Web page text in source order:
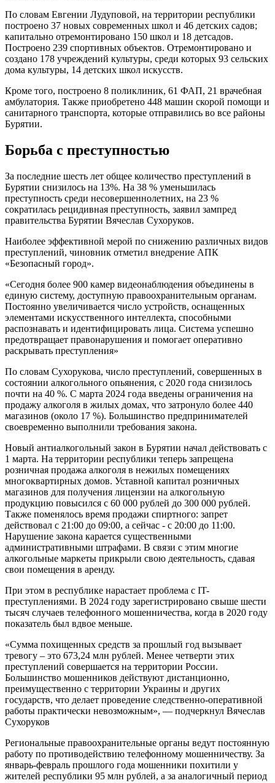
По словам Евгении Лудуповой, на территории республики
построено 37 новых современных школ и 46 детских садов;
капитально отремонтировано 150 школ и 18 детсадов.
Построено 239 спортивных объектов. Отремонтировано и
создано 178 учреждений культуры, среди которых 93 сельских
дома культуры, 14 детских школ искусств.
Кроме того, построено 8 поликлиник, 61 ФАП, 21 врачебная
амбулатория. Также приобретено 448 машин скорой помощи и
санитарного транспорта, которые отправились во все районы
Бурятии.
Борьба с преступностью
За последние шесть лет общее количество преступлений в
Бурятии снизилось на 13%. На 38 % уменьшилась
преступность среди несовершеннолетних, на 23 %
сократилась рецидивная преступность, заявил зампред
правительства Бурятии Вячеслав Сухоруков.
Наиболее эффективной мерой по снижению различных видов
преступлений, чиновник отметил внедрение АПК
«Безопасный город».
«Сегодня более 900 камер видеонаблюдения объединены в
единую систему, доступную правоохранительным органам.
Постоянно увеличивается число устройств, оснащенных
элементами искусственного интеллекта, способными
распознавать и идентифицировать лица. Система успешно
предотвращает правонарушения и помогает оперативно
раскрывать преступления»
По словам Сухорукова, число преступлений, совершенных в
состоянии алкогольного опьянения, с 2020 года снизилось
почти на 40 %. С марта 2024 года введены ограничения на
продажу алкоголя в жилых домах, что затронуло более 440
магазинов (около 17 %). Большинство предпринимателей
своевременно выполнили требования закона.
Новый антиалкогольный закон в Бурятии начал действовать с
1 марта. На территории республики теперь запрещена
розничная продажа алкоголя в нежилых помещениях
многоквартирных домов. Уставной капитал розничных
магазинов для получения лицензии на алкогольную
продукцию повысился с 60 000 рублей до 300 000 рублей.
Также поменялось время продажи спиртного: запрет
действовал с 21:00 до 09:00, а сейчас - с 20:00 до 11:00.
Нарушение закона карается существенными
административными штрафами. В связи с этим многие
алкогольные маркеты прикрыли свою деятельность, сдавая
свои помещения в аренду.
При этом в республике нарастает проблема с IT-
преступлениями. В 2024 году зарегистрировано свыше шести
тысяч случаев телефонного мошенничества, когда в 2020 году
показатель был вдвое меньше.
«Сумма похищенных средств за прошлый год вызывает
тревогу – это 673,24 млн рублей. Менее четверти этих
преступлений совершается на территории России.
Большинство мошенников действуют дистанционно,
преимущественно с территории Украины и других
государств, что делает проведение следственно-оперативной
работы практически невозможным», — подчеркнул Вячеслав
Сухоруков
Региональные правоохранительные органы ведут постоянную
работу по противодействию телефонному мошенничеству. За
январь-февраль прошлого года мошенники похитили у
жителей республики 95 млн рублей, а за аналогичный период